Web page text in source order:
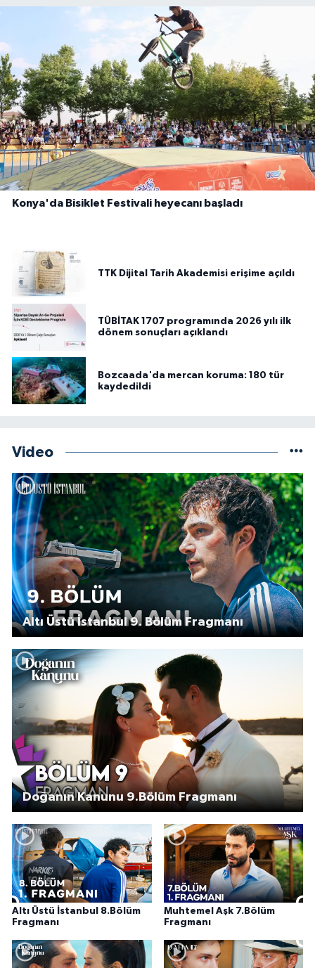
Konya'da Bisiklet Festivali heyecanı başladı
TTK Dijital Tarih Akademisi erişime açıldı
TÜBİTAK 1707 programında 2026 yılı ilk
dönem sonuçları açıklandı
Bozcaada'da mercan koruma: 180 tür
kaydedildi
Video
Altı Üstü İstanbul 9. Bölüm Fragmanı
Doğanın Kanunu 9.Bölüm Fragmanı
Altı Üstü İstanbul 8.Bölüm
Fragmanı
Muhtemel Aşk 7.Bölüm
Fragmanı